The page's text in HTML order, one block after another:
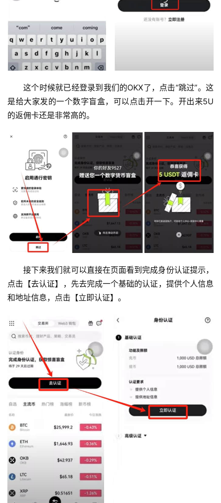
这个时候就已经登录到我们的OKX了，点击“跳过”。这
是给大家发的一个数字盲盒，可以点击开一下。开出来5U
的返佣卡还是非常高的。
接下来我们就可以直接在页面看到完成身份认证提示，
点击【去认证】，先去完成一个基础的认证，提供个人信息
和地址信息，点击【立即认证】。